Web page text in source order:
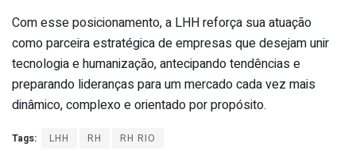
Com esse posicionamento, a LHH reforça sua atuação
como parceira estratégica de empresas que desejam unir
tecnologia e humanização, antecipando tendências e
preparando lideranças para um mercado cada vez mais
dinâmico, complexo e orientado por propósito.
Tags: LHH RH RH RIO